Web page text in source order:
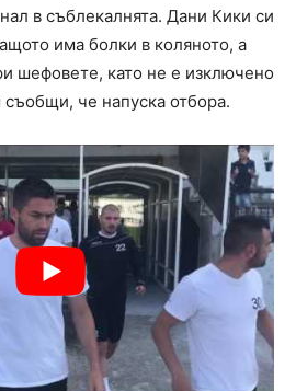
в съблекалнята. Дани Кики си
има болки в коляното, а
шефовете, като не е изключено
че напуска отбора.